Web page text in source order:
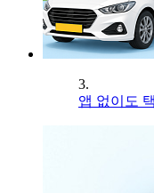
3.
앱 없이도